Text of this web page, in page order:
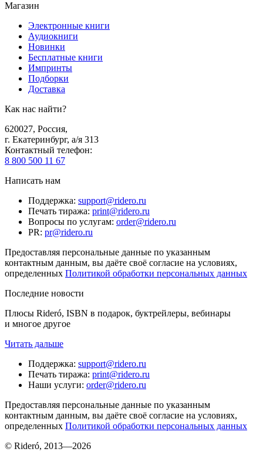
Магазин
Электронные книги
Аудиокниги
Новинки
Бесплатные книги
Импринты
Подборки
Доставка
Как нас найти?
620027, Россия,
г. Екатеринбург, а/я 313
Контактный телефон:
8 800 500 11 67
Написать нам
Поддержка: support@ridero.ru
Печать тиража: print@ridero.ru
Вопросы по услугам: order@ridero.ru
PR: pr@ridero.ru
Предоставляя персональные данные по указанным
контактным данным, вы даёте своё согласие на условиях,
определенных Политикой обработки персональных данных
Последние новости
Плюсы Rideró, ISBN в подарок, буктрейлеры, вебинары
и многое другое
Читать дальше
Поддержка: support@ridero.ru
Печать тиража: print@ridero.ru
Наши услуги: order@ridero.ru
Предоставляя персональные данные по указанным
контактным данным, вы даёте своё согласие на условиях,
определенных Политикой обработки персональных данных
© Rideró, 2013—2026